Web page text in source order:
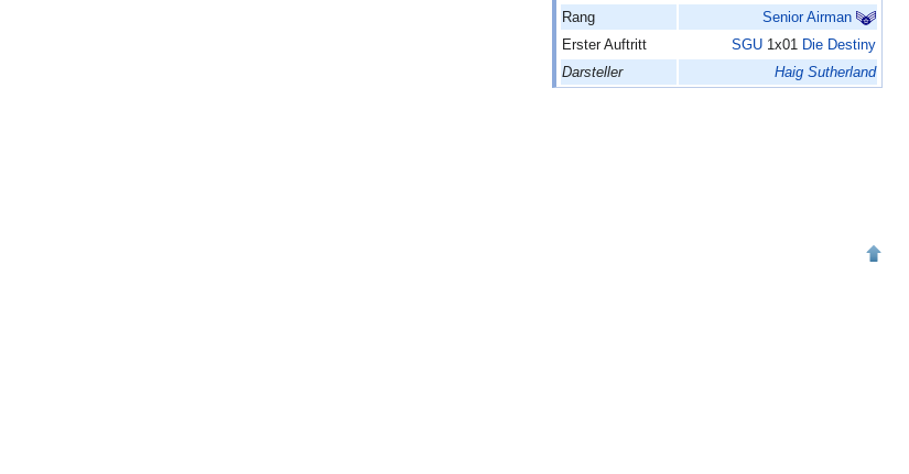
Rang
Senior Airman
Erster Auftritt
SGU 1x01 Die Destiny
Darsteller
Haig Sutherland